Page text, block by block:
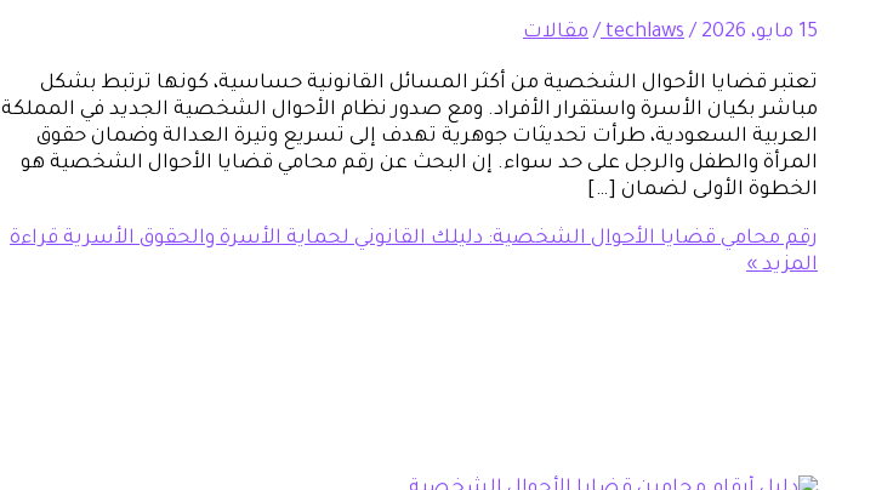
15 مايو، 2026 /
techlaws
/مقالات
تعتبر قضايا الأحوال الشخصية من أكثر المسائل القانونية حساسية، كونها ترتبط بشكل
مباشر بكيان الأسرة واستقرار الأفراد. ومع صدور نظام الأحوال الشخصية الجديد في المملكة
العربية السعودية، طرأت تحديثات جوهرية تهدف إلى تسريع وتيرة العدالة وضمان حقوق
المرأة والطفل والرجل على حد سواء. إن البحث عن رقم محامي قضايا الأحوال الشخصية هو
الخطوة الأولى لضمان […]
رقم محامي قضايا الأحوال الشخصية: دليلك القانوني لحماية الأسرة والحقوق الأسريةقراءة
المزيد »